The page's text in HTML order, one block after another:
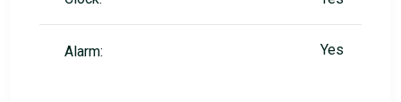
Alarm: Yes